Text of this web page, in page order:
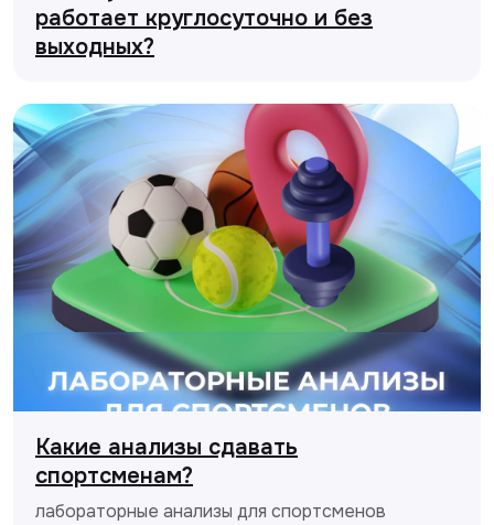
работает круглосуточно и без
выходных?
Какие анализы сдавать
спортсменам?
лабораторные анализы для спортсменов